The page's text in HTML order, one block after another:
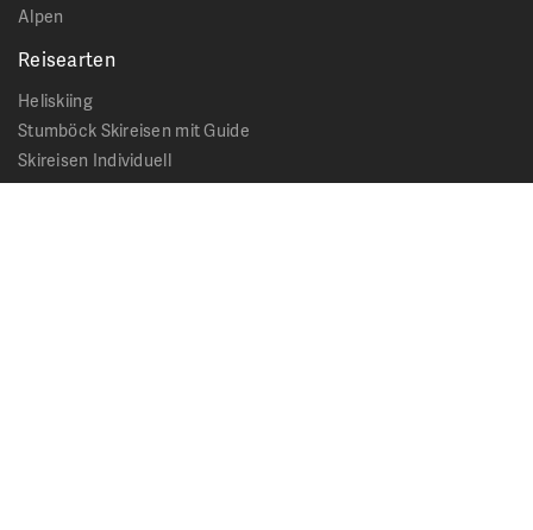
Alpen
Reisearten
Heliskiing
Stumböck Skireisen mit Guide
Skireisen Individuell
Catskiing